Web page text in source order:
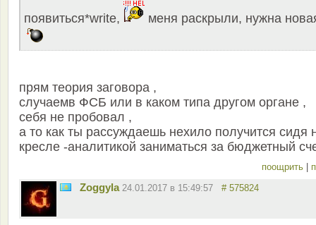
появиться*write,
меня раскрыли, нужна
прям теория заговора ,
случаемв ФСБ или в каком типа другом органе ,
себя не пробовал ,
а то как ты рассуждаешь нехило получится сидя
кресле -аналитикой заниматься за бюджетный
поощрить
Zoggyla 24.01.2017 в 15:49:57 # 575824